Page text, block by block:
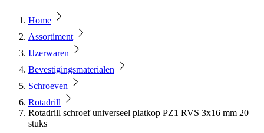
Home
Assortiment
IJzerwaren
Bevestigingsmaterialen
Schroeven
Rotadrill
Rotadrill schroef universeel platkop PZ1 RVS 3x16 mm 20
stuks